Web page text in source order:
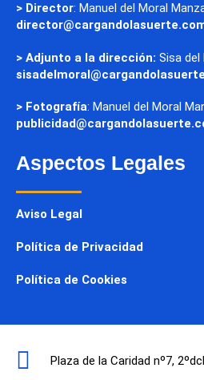
> Director: Manuel del Moral
> Adjunto a la dirección: Sisa del
> Fotografía: Manuel del Moral
Aspectos Legales
Aviso Legal
Política de Privacidad
Política de Cookies
Plaza de la Caridad nº7,